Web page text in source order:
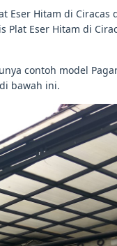
Eser Hitam di Ciracas
Plat Eser Hitam di
contoh model
bawah ini.